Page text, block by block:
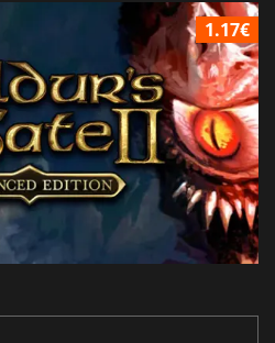
1.17€